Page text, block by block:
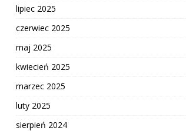
lipiec 2025
czerwiec 2025
maj 2025
kwiecień 2025
marzec 2025
luty 2025
sierpień 2024